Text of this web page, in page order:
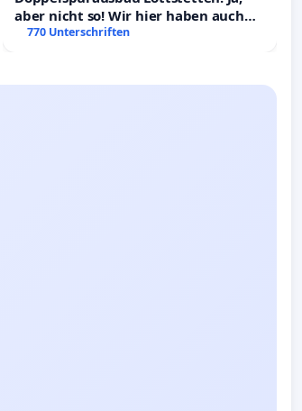
aber nicht so! Wir hier haben auch
Rechte!
770 Unterschriften